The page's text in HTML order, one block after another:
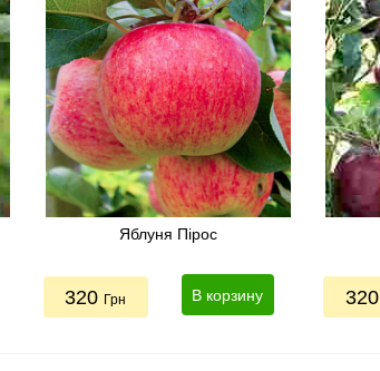
Яблуня Пірос
320 Грн В корзину 320